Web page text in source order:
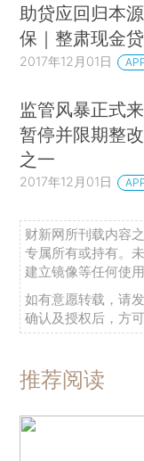
助贷应回归本
保｜整肃现金
2017年12月01日
监管风暴正式
暂停并限期整
之一
2017年12月01日
财新网所刊载内容
专属所有或持有。
建立镜像等任何使用
如有意愿转载，请
确认及授权后，方可
推荐阅读